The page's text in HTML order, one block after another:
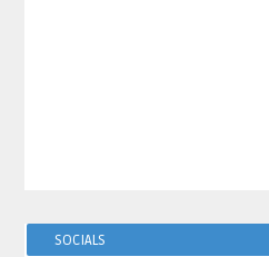
SOCIALS